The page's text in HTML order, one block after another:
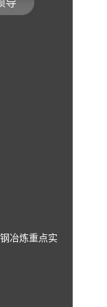
导
冶炼重点实